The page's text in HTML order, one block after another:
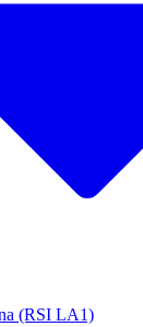
(RSI LA1)